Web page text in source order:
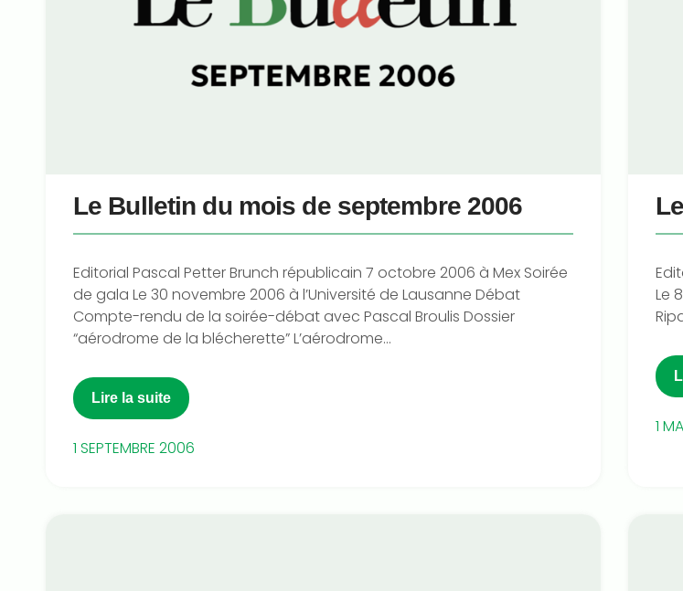
Le Bulletin du mois de septembre 2006
Editorial Pascal Petter Brunch républicain 7 octobre 2006 à Mex Soirée
de gala Le 30 novembre 2006 à l’Université de Lausanne Débat
Compte-rendu de la soirée-débat avec Pascal Broulis Dossier
“aérodrome de la blécherette” L’aérodrome...
Lire la suite
1 SEPTEMBRE 2006
Le
1